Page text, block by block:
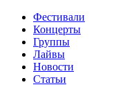
Фестивали
Концерты
Группы
Лайвы
Новости
Статьи